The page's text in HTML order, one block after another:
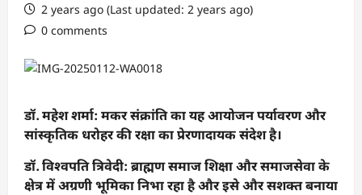
2 years ago (Last updated: 2 years ago)
0 comments
डॉ. महेश शर्मा: मकर संक्रांति का यह आयोजन पर्यावरण और
सांस्कृतिक धरोहर की रक्षा का प्रेरणादायक संदेश है।
डॉ. विश्वपति त्रिवेदी: ब्राह्मण समाज शिक्षा और समाजसेवा के
क्षेत्र में अग्रणी भूमिका निभा रहा है और इसे और सशक्त बनाया